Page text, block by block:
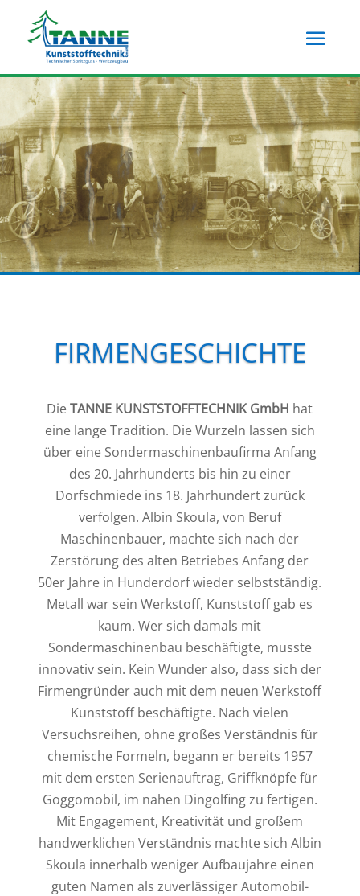
Skip To Content
FIRMENGESCHICHTE
DieTANNE KUNSTSTOFFTECHNIK GmbH hat
eine lange Tradition. Die Wurzeln lassen sich
über eine Sondermaschinenbaufirma Anfang
des 20. Jahrhunderts bis hin zu einer
Dorfschmiede ins 18. Jahrhundert zurück
verfolgen. Albin Skoula, von Beruf
Maschinenbauer, machte sich nach der
Zerstörung des alten Betriebes Anfang der
50er Jahre in Hunderdorf wieder selbstständig.
Metall war sein Werkstoff, Kunststoff gab es
kaum. Wer sich damals mit
Sondermaschinenbau beschäftigte, musste
innovativ sein. Kein Wunder also, dass sich der
Firmengründer auch mit dem neuen Werkstoff
Kunststoff beschäftigte. Nach vielen
Versuchsreihen, ohne großes Verständnis für
chemische Formeln, begann er bereits 1957
mit dem ersten Serienauftrag, Griffknöpfe für
Goggomobil, im nahen Dingolfing zu fertigen.
Mit Engagement, Kreativität und großem
handwerklichen Verständnis machte sich Albin
Skoula innerhalb weniger Aufbaujahre einen
guten Namen als zuverlässiger Automobil-